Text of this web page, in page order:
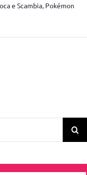
e Scambia, Pokémon